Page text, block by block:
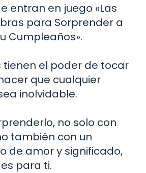
entran en juego «Las
para Sorprender a
Cumpleaños».
tienen el poder de tocar
que cualquier
inolvidable.
no solo con
también con un
de amor y significado,
para ti.